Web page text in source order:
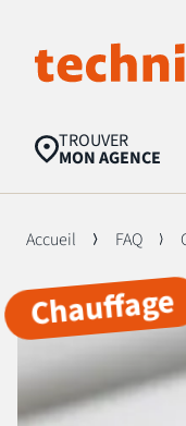
TROUVER
MON AGENCE
Recherches populaires
Nettoyage toiture
Isolation
Accueil FAQ
Chauffage